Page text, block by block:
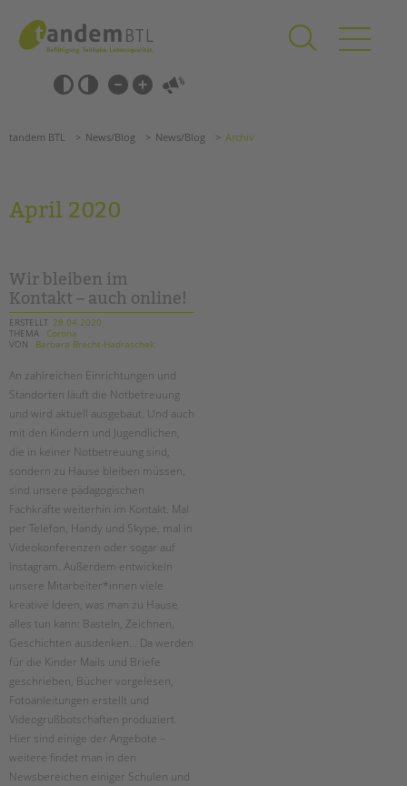
springen
Barrierefrei-
Einstellungen
überspringen
überspringen
Grundschulen
Förderzentren
Kollegs
EFöB
Schulbezogene Sozialarbeit
HILFEN ZUR ERZIEHUNG
EINGLIEDERUNGSHILFE
BETREUTES WOHNEN
TANDEM BTL AKADEMIE
Zertfikatskurse
Seminarkalender
Seminarräume
STADTTEILARBEIT
PROFIL | LEITBILD
Bereiche im Überblick
Kinder- und Jugendschutz
Unsere Videos
Gesellschafter VdK
Suchen
tandem BTL News/Blog News/Blog Archiv
April 2020
Wir bleiben im
Kontakt – auch online!
ERSTELLT 28.04.2020
THEMA Corona
VON
Barbara Brecht-Hadraschek
An zahlreichen Einrichtungen und
Standorten läuft die Notbetreuung
und wird aktuell ausgebaut. Und auch
mit den Kindern und Jugendlichen,
die in keiner Notbetreuung sind,
sondern zu Hause bleiben müssen,
sind unsere pädagogischen
Fachkräfte weiterhin im Kontakt. Mal
per Telefon, Handy und Skype, mal in
Videokonferenzen oder sogar auf
Instagram. Außerdem entwickeln
unsere Mitarbeiter*innen viele
kreative Ideen, was man zu Hause
alles tun kann: Basteln, Zeichnen,
Geschichten ausdenken... Da werden
für die Kinder Mails und Briefe
geschrieben, Bücher vorgelesen,
Fotoanleitungen erstellt und
Videogrußbotschaften produziert.
Hier sind einige der Angebote –
weitere findet man in den
Newsbereichen einiger Schulen und